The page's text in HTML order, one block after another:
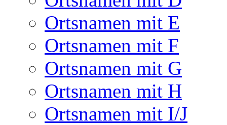
Ortsnamen mit E
Ortsnamen mit F
Ortsnamen mit G
Ortsnamen mit H
Ortsnamen mit I/J